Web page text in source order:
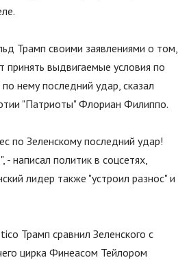
Трамп своими заявлениями о том,
принять выдвигаемые условия по
нему последний удар, сказал
"Патриоты"Флориан Филиппо.
по Зеленскому последний удар!
", - написал политик в соцсетях,
лидер также "устроил разнос"и
Трамп сравнил Зеленского с
цирка Финеасом Тейлором